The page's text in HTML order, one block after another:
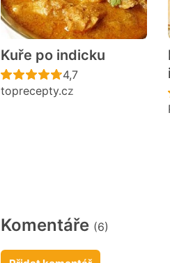
Kuře po indicku
Recept ještě nebyl
4,7
toprecepty.cz
Komentáře (6)